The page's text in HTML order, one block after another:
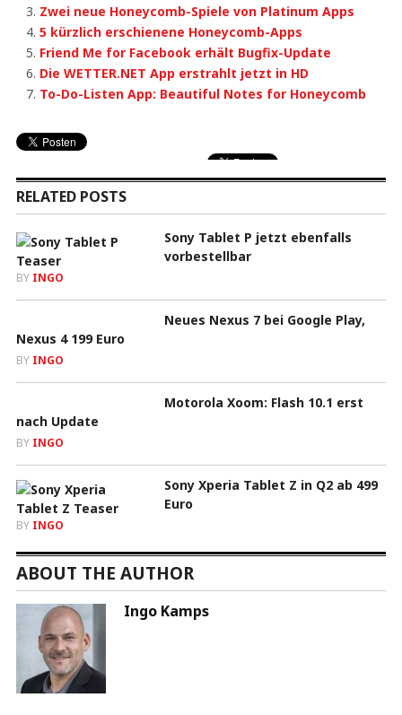
Zwei neue Honeycomb-Spiele von Platinum Apps
5 kürzlich erschienene Honeycomb-Apps
Friend Me for Facebook erhält Bugfix-Update
Die WETTER.NET App erstrahlt jetzt in HD
To-Do-Listen App: Beautiful Notes for Honeycomb
RELATED POSTS
Sony Tablet P jetzt ebenfalls
vorbestellbar
BY INGO
Neues Nexus 7 bei Google Play,
Nexus 4 199 Euro
BY INGO
Motorola Xoom: Flash 10.1 erst
nach Update
BY INGO
Sony Xperia Tablet Z in Q2 ab 499
Euro
BY INGO
ABOUT THE AUTHOR
Ingo Kamps